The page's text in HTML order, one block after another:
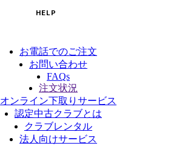
HELP
お電話でのご注文
お問い合わせ
FAQs
注文状況
オンライン下取りサービス
認定中古クラブとは
クラブレンタル
法人向けサービス